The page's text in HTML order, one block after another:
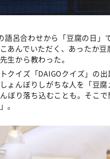
語呂合わせから「豆腐の日
あんでいただく、あったか
生から教わった。
クイズ「DAIGOクイズ」の
ょんぼりしがちな人を「豆
ぼり落ち込むことも。そこ
。